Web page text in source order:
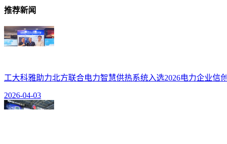
推荐新闻
工大科雅助力北方联合电力智慧供热系统入选2026电力企业信创
2026-04-03